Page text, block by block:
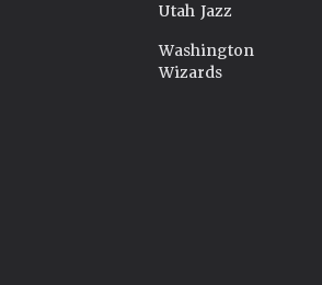
Utah Jazz
Washington
Wizards